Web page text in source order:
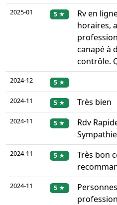
2025-01 5 ★
Rv en
horaires,
canapé à
contrôle.
2024-12 5 ★
2024-11 5 ★ Très bien
2024-11 5 ★
Rdv
2024-11 5 ★
Très bon
2024-11 5 ★